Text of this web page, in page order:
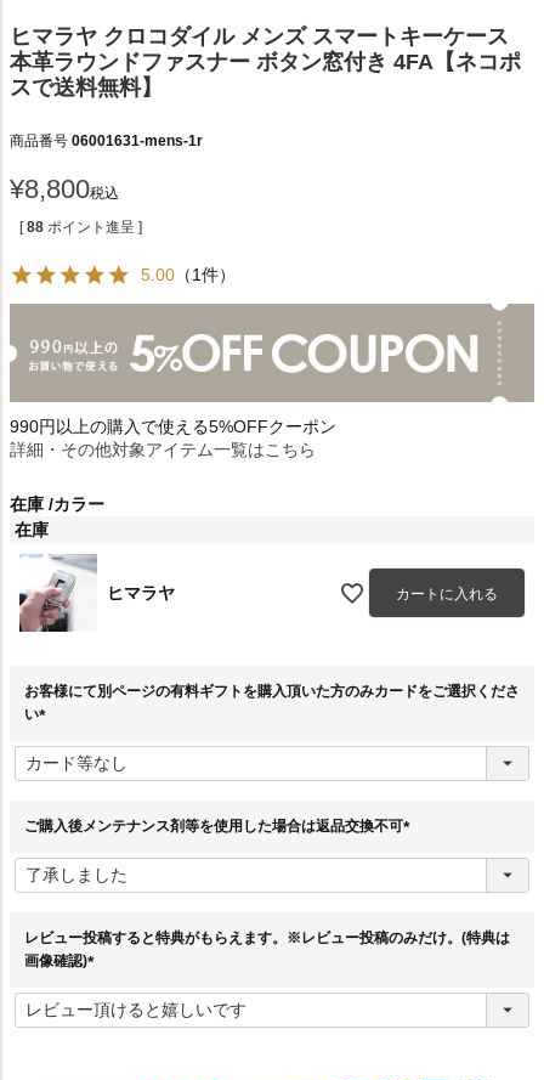
ヒマラヤ クロコダイル メンズ スマートキーケース
本革ラウンドファスナー ボタン窓付き 4FA【ネコポ
スで送料無料】
商品番号 06001631-mens-1r
¥8,800税込
[ 88 ポイント進呈 ]
5.00 （1件）
990円以上の購入で使える5%OFFクーポン
詳細・その他対象アイテム一覧はこちら
在庫 カラー
在庫
ヒマラヤ カートに入れる
お客様にて別ページの有料ギフトを購入頂いた方のみカードをご選択くださ
い
必
須
ご購入後メンテナンス剤等を使用した場合は返品交換不可
須
レビュー投稿すると特典がもらえます。※レビュー投稿のみだけ。(特典は
画像確認)
必
須